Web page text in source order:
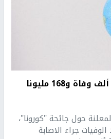
كورونا عالميا: 3 ملايين و500 ألف وفاة و168 مليونا
حول جائحة "كورونا"،
جراء الاصابة